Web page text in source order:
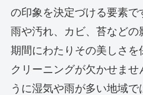
の印象を決定づける要素
雨や汚れ、カビ、苔など
期間にわたりその美しさを
クリーニングが欠かせませ
うに湿気や雨が多い地域